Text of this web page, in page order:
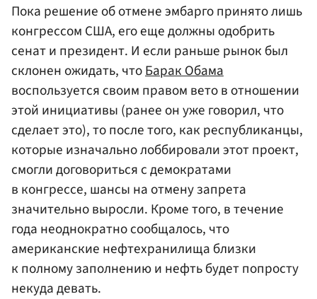
Пока решение об отмене эмбарго принято лишь
конгрессом США, его еще должны одобрить
сенат и президент. И если раньше рынок был
склонен ожидать, чтоБарак Обама
воспользуется своим правом вето в отношении
этой инициативы (ранее он уже говорил, что
сделает это), то после того, как республиканцы,
которые изначально лоббировали этот проект,
смогли договориться с демократами
в конгрессе, шансы на отмену запрета
значительно выросли. Кроме того, в течение
года неоднократно сообщалось, что
американские нефтехранилища близки
к полному заполнению и нефть будет попросту
некуда девать.